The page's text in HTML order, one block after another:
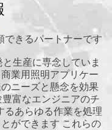
できるパートナーです
生産に専念していま
業用照明アプリケー
ニーズと懸念を効果
富なエンジニアのチ
るあらゆる作業を処理
ができます これらの